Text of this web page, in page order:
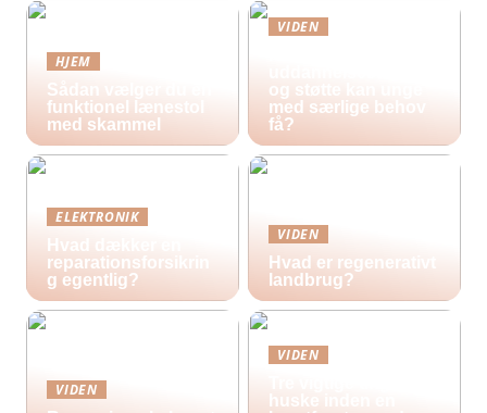
HJEM
Sådan vælger du en
funktionel lænestol
med skammel
VIDEN
og støtte kan unge
med særlige behov
få?
ELEKTRONIK
Hvad dækker en
reparationsforsikrin
g egentlig?
VIDEN
Hvad er regenerativt
landbrug?
VIDEN
VIDEN
huske inden en